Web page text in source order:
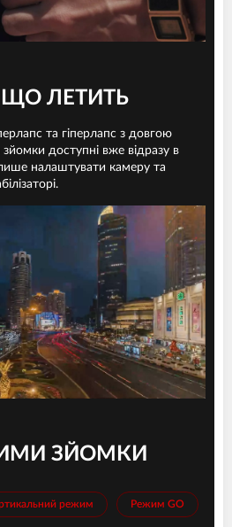
ЩО ЛЕТИТЬ
та гіперлапс з довгою
доступні вже відразу в
лише налаштувати камеру та
ЗЙОМКИ
режим Режим GO